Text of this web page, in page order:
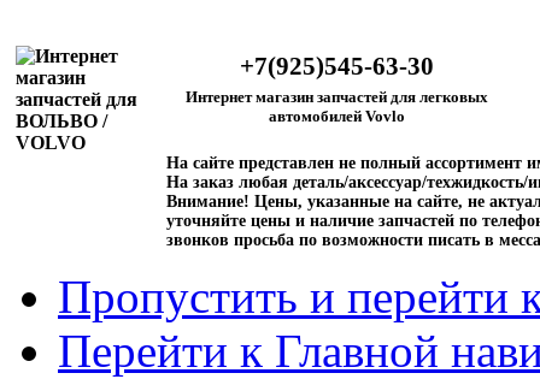
+7(925)545-63-30
Интернет магазин запчастей для легковых
автомобилей Vovlo
На сайте представлен не полный ассортимент
На заказ любая деталь/аксессуар/техжидкость/
Внимание! Цены, указанные на сайте, не
уточняйте цены и наличие запчастей по
звонков просьба по возможности писать в
Пропустить и перейти
Перейти к Главной